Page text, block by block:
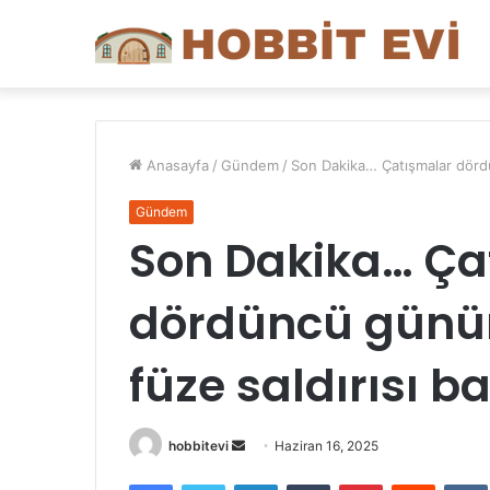
Anasayfa / Gündem / Son Dakika… Çatışmalar
Gündem
Son Dakika…
dördüncü
füze saldırısı
hobbitevi
Bir
Haziran 16, 2025
FacebookTwitter LinkedInTumblr PinterestReddit